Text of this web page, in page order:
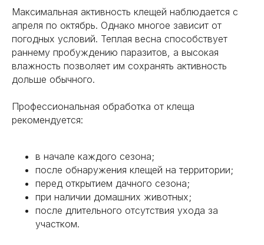
Максимальная активность клещей наблюдается с
апреля по октябрь. Однако многое зависит от
погодных условий. Теплая весна способствует
раннему пробуждению паразитов, а высокая
влажность позволяет им сохранять активность
дольше обычного.
Профессиональная обработка от клеща
рекомендуется:
в начале каждого сезона;
после обнаружения клещей на территории;
перед открытием дачного сезона;
при наличии домашних животных;
после длительного отсутствия ухода за
участком.